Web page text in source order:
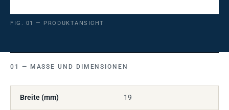
FIG. 01 — PRODUKTANSICHT
MASSE UND DIMENSIONEN
Breite (mm) 19